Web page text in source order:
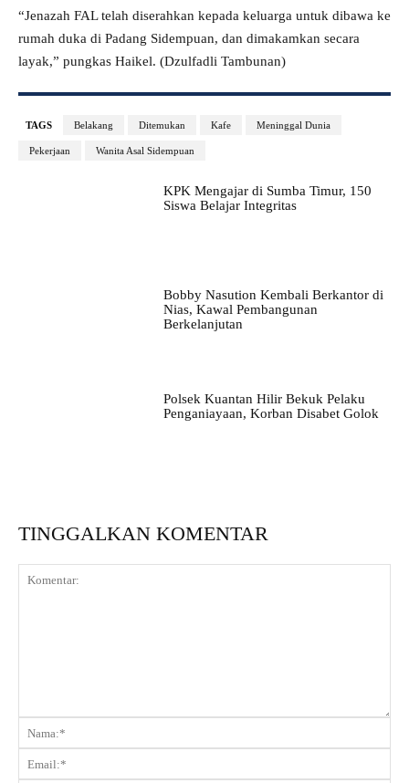
“Jenazah FAL telah diserahkan kepada keluarga untuk dibawa ke
rumah duka di Padang Sidempuan, dan dimakamkan secara
layak,” pungkas Haikel. (Dzulfadli Tambunan)
TAGS Belakang Ditemukan Kafe Meninggal Dunia
Pekerjaan Wanita Asal Sidempuan
KPK Mengajar di Sumba Timur, 150
Siswa Belajar Integritas
Bobby Nasution Kembali Berkantor di
Nias, Kawal Pembangunan
Berkelanjutan
Polsek Kuantan Hilir Bekuk Pelaku
Penganiayaan, Korban Disabet Golok
TINGGALKAN KOMENTAR
Komentar: